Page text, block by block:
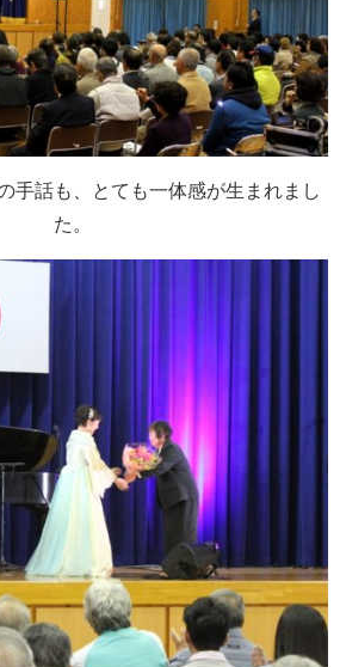
手話も、とても一体感が生まれまし
た。